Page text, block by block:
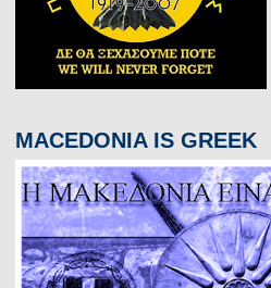
MACEDONIA IS GREEK